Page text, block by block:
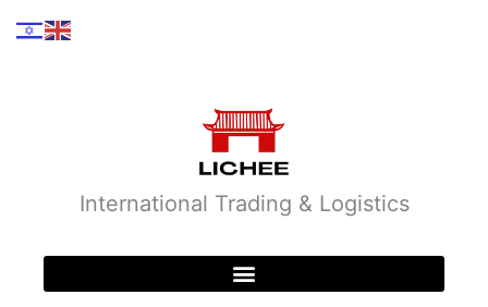
International Trading & Logistics